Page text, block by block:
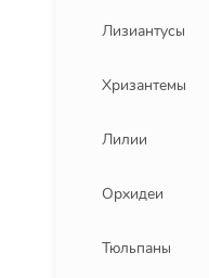
Лизиантусы
Хризантемы
Лилии
Орхидеи
Тюльпаны